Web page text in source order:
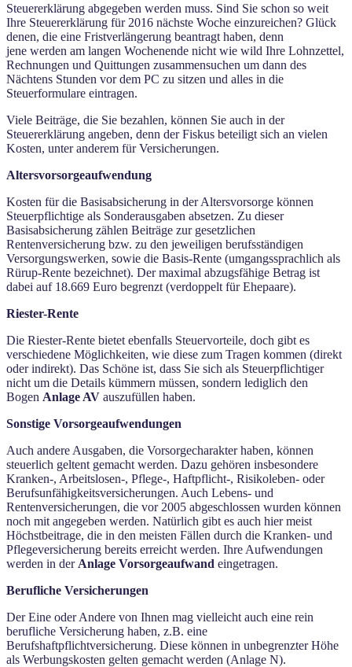
Steuererklärung abgegeben werden muss. Sind Sie schon so weit
Ihre Steuererklärung für 2016 nächste Woche einzureichen? Glück
denen, die eine Fristverlängerung beantragt haben, denn
jene werden am langen Wochenende nicht wie wild Ihre Lohnzettel,
Rechnungen und Quittungen zusammensuchen um dann des
Nächtens Stunden vor dem PC zu sitzen und alles in die
Steuerformulare eintragen.
Viele Beiträge, die Sie bezahlen, können Sie auch in der
Steuererklärung angeben, denn der Fiskus beteiligt sich an vielen
Kosten, unter anderem für Versicherungen.
Altersvorsorgeaufwendung
Kosten für die Basisabsicherung in der Altersvorsorge können
Steuerpflichtige als Sonderausgaben absetzen. Zu dieser
Basisabsicherung zählen Beiträge zur gesetzlichen
Rentenversicherung bzw. zu den jeweiligen berufsständigen
Versorgungswerken, sowie die Basis-Rente (umgangssprachlich als
Rürup-Rente bezeichnet). Der maximal abzugsfähige Betrag ist
dabei auf 18.669 Euro begrenzt (verdoppelt für Ehepaare).
Riester-Rente
Die Riester-Rente bietet ebenfalls Steuervorteile, doch gibt es
verschiedene Möglichkeiten, wie diese zum Tragen kommen (direkt
oder indirekt). Das Schöne ist, dass Sie sich als Steuerpflichtiger
nicht um die Details kümmern müssen, sondern lediglich den
Bogen Anlage AV auszufüllen haben.
Sonstige Vorsorgeaufwendungen
Auch andere Ausgaben, die Vorsorgecharakter haben, können
steuerlich geltent gemacht werden. Dazu gehören insbesondere
Kranken-, Arbeitslosen-, Pflege-, Haftpflicht-, Risikoleben- oder
Berufsunfähigkeitsversicherungen. Auch Lebens- und
Rentenversicherungen, die vor 2005 abgeschlossen wurden können
noch mit angegeben werden. Natürlich gibt es auch hier meist
Höchstbeitrage, die in den meisten Fällen durch die Kranken- und
Pflegeversicherung bereits erreicht werden. Ihre Aufwendungen
werden in der Anlage Vorsorgeaufwand eingetragen.
Berufliche Versicherungen
Der Eine oder Andere von Ihnen mag vielleicht auch eine rein
berufliche Versicherung haben, z.B. eine
Berufshaftpflichtversicherung. Diese können in unbegrenzter Höhe
als Werbungskosten gelten gemacht werden (Anlage N).